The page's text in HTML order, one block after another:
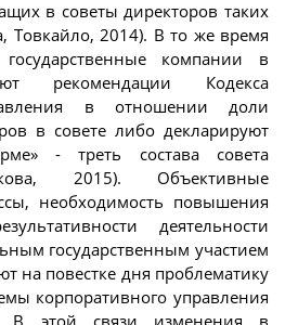
в советы директоров таких
Товкайло, 2014). В то же время
компании в
рекомендации Кодекса
в отношении доли
в совете либо декларируют
- треть состава совета
2015). Объективные
необходимость повышения
деятельности
государственным участием
на повестке дня проблематику
корпоративного управления
В этой связи изменения в